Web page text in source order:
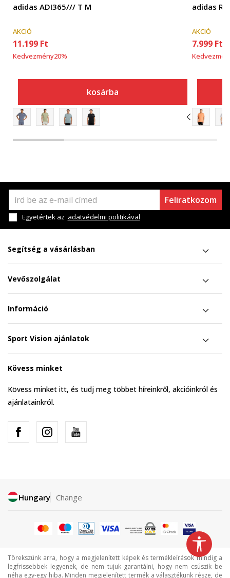
adidas ADI365/// T M
AKCIÓ
11.199 Ft
Kedvezmény20%
kosárba
adidas
AKCIÓ
7.999 Ft
Feliratkozom
Egyetértek az adatvédelmi politikával
Segítség a vásárlásban
Vevőszolgálat
Információ
Sport Vision ajánlatok
Kövess minket
Kövess minket itt, és tudj meg többet híreinkről, akcióinkról és
ajánlatainkról.
Hungary Change
Törekszünk arra, hogy a megjelenített képek és termékleírások mindig a
legfrissebbek legyenek, de nem tujuk garantálni, hogy nem csúszik be
néha egy-egy hiba. Minden megjelenített termék a választékunk része, de